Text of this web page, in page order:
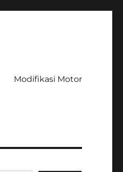
Modifikasi Motor